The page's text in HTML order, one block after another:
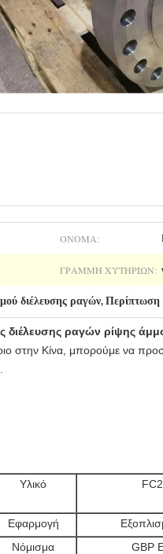
ΟΝΟΜΑ:
ΓΡΑΜΜΉ ΧΥΤΗΡΊΩΝ:
διέλευσης ραγών, Περίπτωση
ραγών ρίψης
στην Κίνα, μπορούμε να
Υλικό
Εφαρμογή
Νόμισμα
GBP